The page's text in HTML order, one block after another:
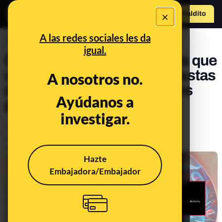
×
A las redes sociales les da
igual.
A nosotros no.
Ayúdanos a
investigar.
Hazte
Embajadora/Embajador
Hazte Maldito
PREBUNKING
Cuidado con los contenidos que
critican el uso de flúor en pastas
de dientes y otros productos
para la salud dental
Actualizado elMay 5, 2025, 12:22:00 PM